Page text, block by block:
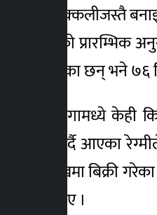
सबै सक्कलीजस्तै
बनाएको
बताएका छन् भने ७६
उक्त जग्गामध्ये
बसोबास गर्दै आएका
५५ लाखमा बिक्री
देखाएका थिए ।